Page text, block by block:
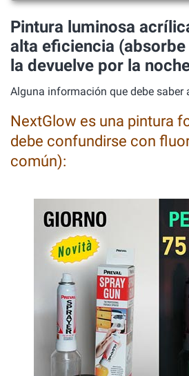
Pintura luminosa
alta eficiencia
la devuelve por la
Alguna información que debe saber
NextGlow es una pintura
debe confundirse con
común):